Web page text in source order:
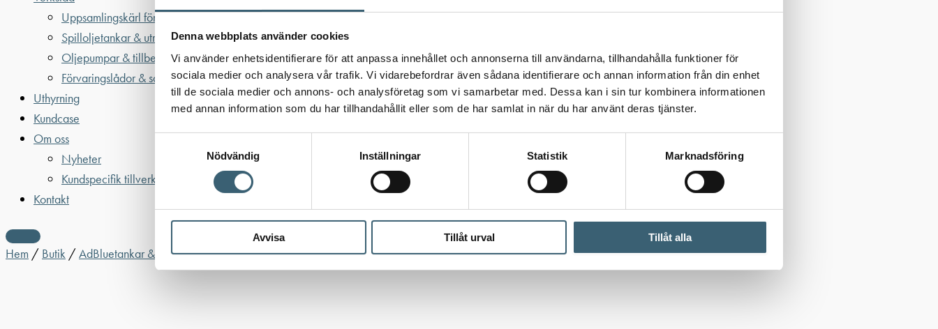
Denna webbplats använder cookies
Vi använder enhetsidentifierare för att anpassa innehållet och annonserna till användarna, tillhandahålla funktioner för
sociala medier och analysera vår trafik. Vi vidarebefordrar även sådana identifierare och annan information från din enhet
till de sociala medier och annons- och analysföretag som vi samarbetar med. Dessa kan i sin tur kombinera informationen
med annan information som du har tillhandahållit eller som de har samlat in när du har använt deras tjänster.
Nödvändig
Inställningar Statistik Marknadsföring
Avvisa Tillåt urval Tillåt alla
Uppsamlingskärl för fat & IBC
Spilloljetankar & utrustning
Oljepumpar & tillbehör
Förvaringslådor & sandlådor
Uthyrning
Kundcase
Om oss
Nyheter
Kundspecifik tillverkning
Kontakt
Hem / Butik /AdBluetankar & utrustning/AdBluepumpar & tillbehör/ Pumpkit för montering i BlueMaster AdBluetank